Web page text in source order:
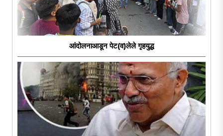
आंदोलनाआडून पेट(व)लेले गृहयुद्ध